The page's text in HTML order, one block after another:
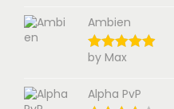
Ambien
by Max
Alpha PvP